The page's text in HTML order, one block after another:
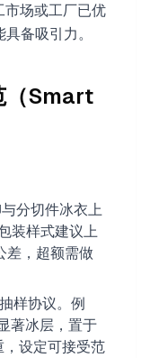
市场或工厂已优
备吸引力。
（Smart
分切件冰衣上
装样式建议上
差，超额需做
样协议。例
著冰层，置于
，设定可接受范